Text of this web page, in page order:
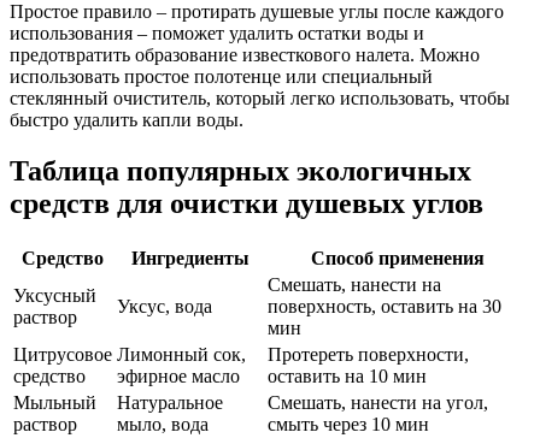
Простое правило – протирать душевые углы после каждого
использования – поможет удалить остатки воды и
предотвратить образование известкового налета. Можно
использовать простое полотенце или специальный
стеклянный очиститель, который легко использовать, чтобы
быстро удалить капли воды.
Таблица популярных экологичных
средств для очистки душевых углов
Средство Ингредиенты
Способ применения
Уксусный
раствор
Уксус, вода
Смешать, нанести на
поверхность, оставить на 30
мин
Цитрусовое
средство
Лимонный сок,
эфирное масло
Протереть поверхности,
оставить на 10 мин
Мыльный
раствор
Натуральное
мыло, вода
Смешать, нанести на угол,
смыть через 10 мин